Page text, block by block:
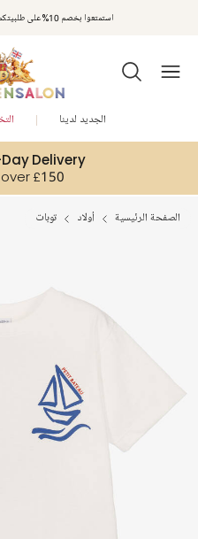
استمتعوا بخصم 10% على طلبيتكم الأولى كهدية ترحيب. سجلوا من هنا
Day Delivery
£150
الجديد لدينا
الصفحة الرئيسية أولاد توبات